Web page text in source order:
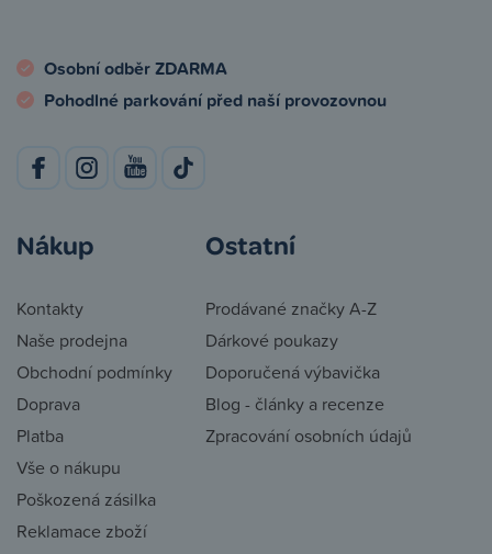
Osobní odběr ZDARMA
Pohodlné parkování před naší provozovnou
Nákup
Kontakty
Naše prodejna
Obchodní podmínky
Doprava
Platba
Vše o nákupu
Poškozená zásilka
Reklamace zboží
Ostatní
Prodávané značky A-Z
Dárkové poukazy
Doporučená výbavička
Blog - články a recenze
Zpracování osobních údajů